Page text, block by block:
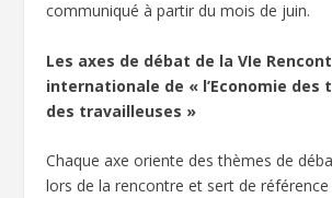
communiqué à partir du mois de juin.
Les axes de débat de la VIe
internationale de « l’Economie des
des travailleuses »
Chaque axe oriente des thèmes de
lors de la rencontre et sert de